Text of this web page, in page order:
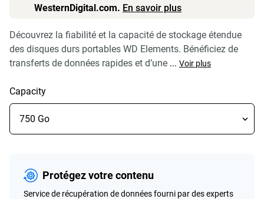
WesternDigital.com. En savoir plus
Découvrez la fiabilité et la capacité de stockage étendue
des disques durs portables WD Elements. Bénéficiez de
transferts de données rapides et d’une ... Voir plus
Capacity
Protégez votre contenu
Service de récupération de données fourni par des experts